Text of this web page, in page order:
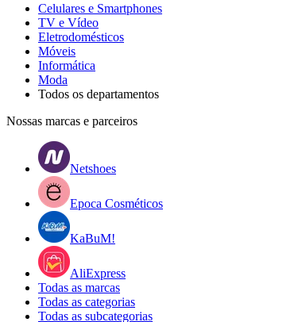
Celulares e Smartphones
TV e Vídeo
Eletrodomésticos
Móveis
Informática
Moda
Todos os departamentos
Nossas marcas e parceiros
Netshoes
Epoca Cosméticos
KaBuM!
AliExpress
Todas as marcas
Todas as categorias
Todas as subcategorias